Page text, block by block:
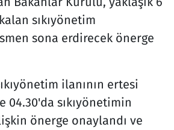
sıkıyönetim
sona erdirecek önerge
ilanının ertesi
04.30'da sıkıyönetimin
önerge onaylandı ve